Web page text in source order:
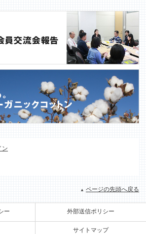
ン
ページの先頭へ戻る
ー 外部送信ポリシー
サイトマップ